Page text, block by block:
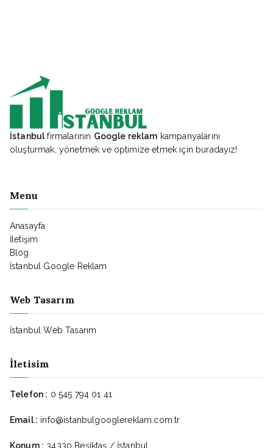
İstanbulfirmalarının Google reklam kampanyalarını
oluşturmak, yönetmek ve optimize etmek için buradayız!
Menu
Anasayfa
İletişim
Blog
İstanbul Google Reklam
Web Tasarım
İstanbul Web Tasarım
İletisim
Telefon : 0 545 794 01 41
Email : info@istanbulgooglereklam.com.tr
Konum : 34330 Beşiktaş / İstanbul